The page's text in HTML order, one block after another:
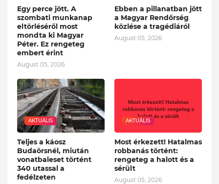
Egy perce jött. A
szombati munkanap
eltörléséről most
mondta ki Magyar
Péter. Ez rengeteg
embert érint
August 05, 2026
Ebben a pillanatban jött
a Magyar Rendőrség
közlése a tragédiáról
August 05, 2026
AKTUÁLIS
Teljes a káosz
Budaörsnél, miután
vonatbaleset történt
340 utassal a
fedélzeten
AKTUÁLIS
Most érkezett! Hatalmas
robbanás történt:
rengeteg a halott és a
sérült
August 05, 2026